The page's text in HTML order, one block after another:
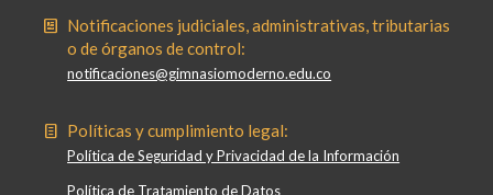
Notificaciones judiciales, administrativas, tributarias
o de órganos de control:
notificaciones@gimnasiomoderno.edu.co
Políticas y cumplimiento legal:
Política de Seguridad y Privacidad de la Información
Política de Tratamiento de Datos